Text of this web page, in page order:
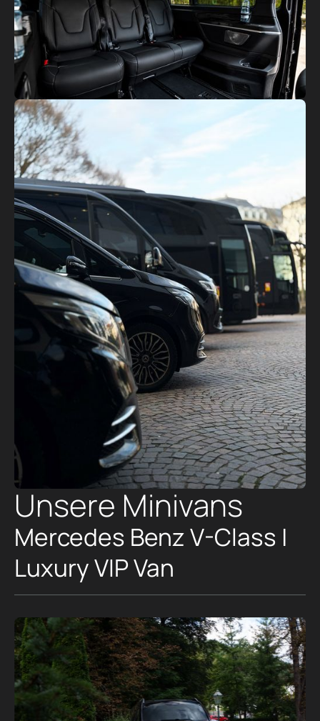
Unsere Minivans
Mercedes Benz V-Class |
Luxury VIP Van